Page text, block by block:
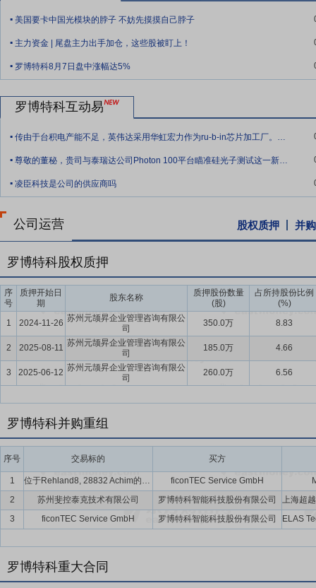
要点9：高端客户与生态壁垒
公司凭借领先的技术实力、可靠的产品
电子及半导体业务方面，公司通过收购ficonTEC成功进入英伟达、
产品的核心设备供应商，通过长期严苛的客户认证体系，形成先发优
势与海外高端技术、市场渠道优势。国内基地依托完善的制造业产业
扩张、技术整合及全球市场拓展提供充足资金保障，港股IPO的具体
时，公司严格遵循资本市场监管要求，持续完善法人治理结构，规范
要点12：人才与团队竞争优势
公司秉持“诚信、进取、共享”的核心
构建跨代际、多层次的人才梯队，尤其注重青年技术人才与管理人才
专业能力持续提升、快速成长。作为高新技术领域领军企业，公司已
等多领域自动化、智能化核心技术的研发与创新应用，为公司持续高
要点13： 签订投资合作协议暨对外投资
2023年6月9日公司对外公
届董事会第五次会议和 2023 年 5 月 16 日召开 2022 年度股东大会,
开发区管理委员会签署《投资协议》投资建设“异质结电池高端装备研
简称“罗博南通半导体”),项目总投资额约为人民币 10 亿元。近日,罗
的《营业执照》。
要点15： 股利分配
以现金方式累计分配的利润不少于该年实现的年均可分配利润的10%。
要点16：稳定股价措施
公司首次公开发行股票并上市后三年内,如公
持股份、公司全体董事(独立董事除外)和高级管理人员增持公司股票以
. 美国要卡中国光模块的脖子 不妨先摸摸自己脖子
. 主力资金 | 尾盘主力出手加仓，这些股被盯上！
. 罗博特科8月7日盘中涨幅达5%
罗博特科互动易
. 传由于台积电产能不足，英伟达采用华虹宏力作为ru-b-in芯片加工厂。传闻我们不
. 尊敬的董秘，贵司与泰瑞达公司Photon 100平台瞄准硅光子测试这一新兴市场成
. 凌臣科技是公司的供应商吗
公司运营 股权质押 并
罗博特科股权质押
序
号
质押开始日
期
股东名称
质押股份数量
(股)
占所持股份比例
(%)
1
2024-11-26 苏州元颉昇企业管理咨询有限公
司
350.0万 8.83
2 2025-08-11 苏州元颉昇企业管理咨询有限公
司
185.0万 4.66
3 2025-06-12 苏州元颉昇企业管理咨询有限公
司
260.0万 6.56
罗博特科并购重组
序号 交易标的 买方
1 位于Rehland8, 28832 Achim的房产 ficonTEC Service GmbH
2
苏州斐控泰克技术有限公司
罗博特科智能科技股份有限公司
3
ficonTEC Service GmbH 罗博特科智能科技股份有限公司
罗博特科重大合同